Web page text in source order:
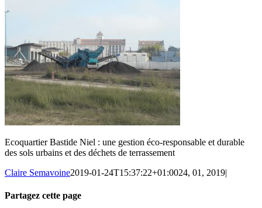
Ecoquartier Bastide Niel : une gestion éco-responsable et durable
des sols urbains et des déchets de terrassement
Claire Semavoine2019-01-24T15:37:22+01:0024, 01, 2019|
Partagez cette page